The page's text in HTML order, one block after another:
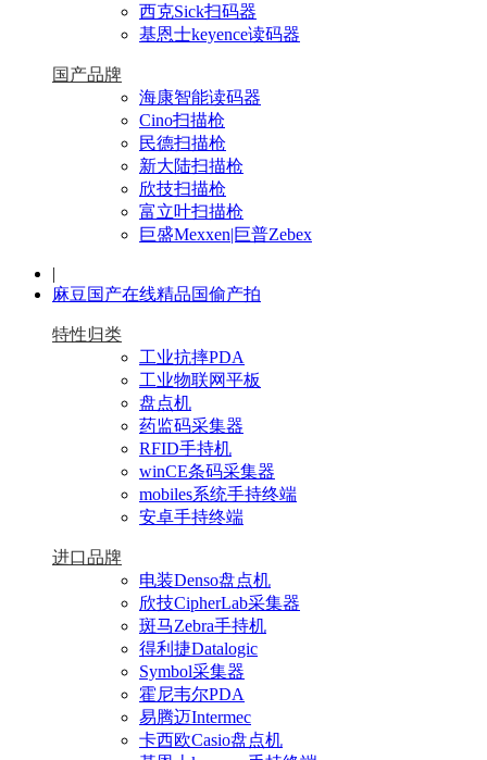
西克Sick扫码器
基恩士keyence读码器
国产品牌
海康智能读码器
Cino扫描枪
民德扫描枪
新大陆扫描枪
欣技扫描枪
富立叶扫描枪
巨盛Mexxen|巨普Zebex
|
麻豆国产在线精品国偷产拍
特性归类
工业抗摔PDA
工业物联网平板
盘点机
药监码采集器
RFID手持机
winCE条码采集器
mobiles系统手持终端
安卓手持终端
进口品牌
电装Denso盘点机
欣技CipherLab采集器
斑马Zebra手持机
得利捷Datalogic
Symbol采集器
霍尼韦尔PDA
易腾迈Intermec
卡西欧Casio盘点机